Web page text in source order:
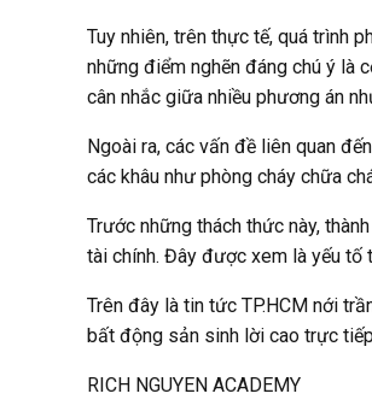
Tuy nhiên, trên thực tế, quá trình
những điểm nghẽn đáng chú ý là
cân nhắc giữa nhiều phương án
Ngoài ra, các vấn đề liên quan
các khâu như phòng cháy chữa
Trước những thách thức này,
tài chính. Đây được xem là yếu tố
Trên đây là tin tức TP.HCM nới
bất động sản sinh lời cao trực
RICH NGUYEN ACADEMY